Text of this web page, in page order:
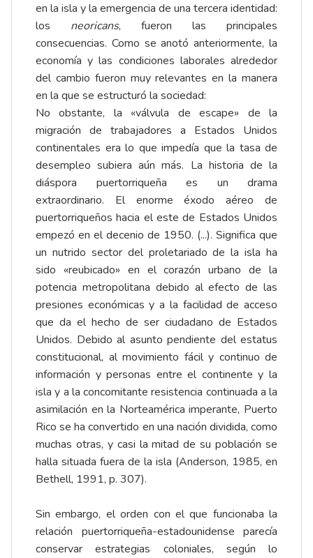
en la isla y la emergencia de una tercera identidad:
los neoricans, fueron las principales
consecuencias. Como se anotó anteriormente, la
economía y las condiciones laborales alrededor
del cambio fueron muy relevantes en la manera
en la que se estructuró la sociedad:
No obstante, la «válvula de escape» de la
migración de trabajadores a Estados Unidos
continentales era lo que impedía que la tasa de
desempleo subiera aún más. La historia de la
diáspora puertorriqueña es un drama
extraordinario. El enorme éxodo aéreo de
puertorriqueños hacia el este de Estados Unidos
empezó en el decenio de 1950. (...). Significa que
un nutrido sector del proletariado de la isla ha
sido «reubicado» en el corazón urbano de la
potencia metropolitana debido al efecto de las
presiones económicas y a la facilidad de acceso
que da el hecho de ser ciudadano de Estados
Unidos. Debido al asunto pendiente del estatus
constitucional, al movimiento fácil y continuo de
información y personas entre el continente y la
isla y a la concomitante resistencia continuada a la
asimilación en la Norteamérica imperante, Puerto
Rico se ha convertido en una nación dividida, como
muchas otras, y casi la mitad de su población se
halla situada fuera de la isla (Anderson, 1985, en
Bethell, 1991, p. 307).
Sin embargo, el orden con el que funcionaba la
relación puertorriqueña-estadounidense parecía
conservar estrategias coloniales, según lo